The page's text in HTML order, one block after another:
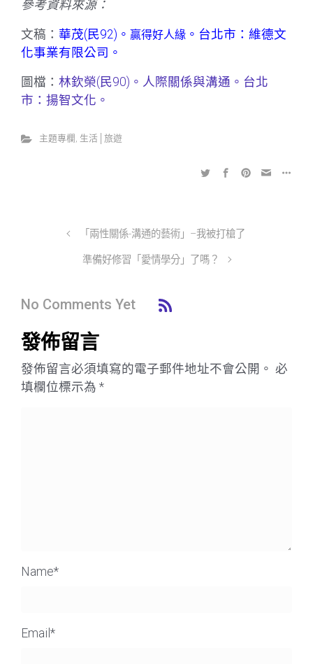
參考資料來源：
文稿： 華茂(民92)。 贏得好人緣 。台北市：維德文
化事業有限公司。
圖檔： 林欽榮(民90)。人際關係與溝通。台北
市：揚智文化。
主題專欄 , 生活│旅遊
「兩性關係-溝通的藝術」–我被打槍了
準備好修習「愛情學分」了嗎？
No Comments Yet
發佈留言
發佈留言必須填寫的電子郵件地址不會公開。 必
填欄位標示為 *
Name*
Email *